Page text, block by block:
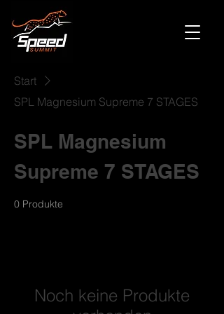
Start
SPL Magnesium Supreme 7 STAGES
SPL Magnesium
Supreme 7 STAGES
0 Produkte
Noch keine Produkte